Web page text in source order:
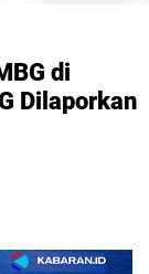
di
Dilaporkan